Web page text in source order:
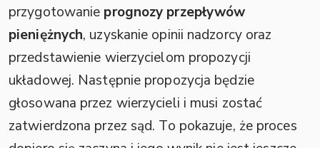
przygotowanie prognozy przepływów
pieniężnych, uzyskanie opinii nadzorcy oraz
przedstawienie wierzycielom propozycji
układowej. Następnie propozycja będzie
głosowana przez wierzycieli i musi zostać
zatwierdzona przez sąd. To pokazuje, że proces